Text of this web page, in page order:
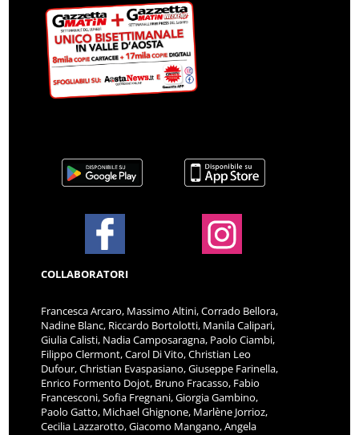
COLLABORATORI
Francesca Arcaro, Massimo Altini, Corrado Bellora,
Nadine Blanc, Riccardo Bortolotti, Manila Calipari,
Giulia Calisti, Nadia Camposaragna, Paolo Ciambi,
Filippo Clermont, Carol Di Vito, Christian Leo
Dufour, Christian Evaspasiano, Giuseppe Farinella,
Enrico Formento Dojot, Bruno Fracasso, Fabio
Francesconi, Sofia Fregnani, Giorgia Gambino,
Paolo Gatto, Michael Ghignone, Marlène Jorrioz,
Cecilia Lazzarotto, Giacomo Mangano, Angela